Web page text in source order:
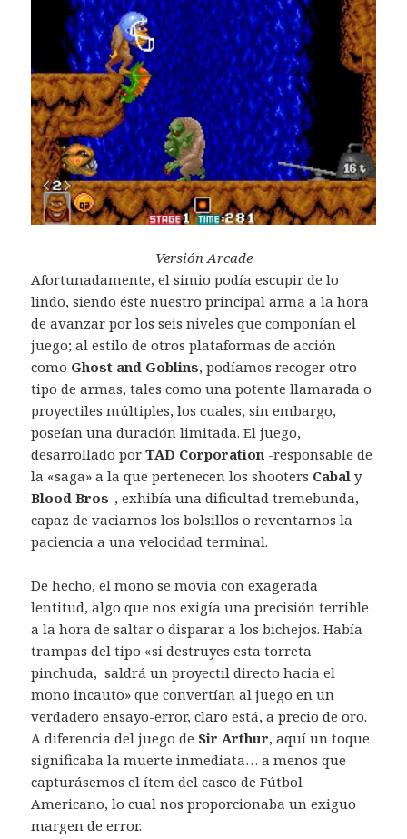
Versión Arcade
Afortunadamente, el simio podía escupir de lo
lindo, siendo éste nuestro principal arma a la hora
de avanzar por los seis niveles que componían el
juego; al estilo de otros plataformas de acción
como Ghost and Goblins, podíamos recoger otro
tipo de armas, tales como una potente llamarada o
proyectiles múltiples, los cuales, sin embargo,
poseían una duración limitada. El juego,
desarrollado porTAD Corporation -responsable de
la «saga» a la que pertenecen los shooters Cabal y
Blood Bros-, exhibía una dificultad tremebunda,
capaz de vaciarnos los bolsillos o reventarnos la
paciencia a una velocidad terminal.
De hecho, el mono se movía con exagerada
lentitud, algo que nos exigía una precisión terrible
a la hora de saltar o disparar a los bichejos. Había
trampas del tipo «si destruyes esta torreta
pinchuda, saldrá un proyectil directo hacia el
mono incauto» que convertían al juego en un
verdadero ensayo-error, claro está, a precio de oro.
A diferencia del juego de Sir Arthur, aquí un toque
significaba la muerte inmediata… a menos que
capturásemos el ítem del casco de Fútbol
Americano, lo cual nos proporcionaba un exiguo
margen de error.